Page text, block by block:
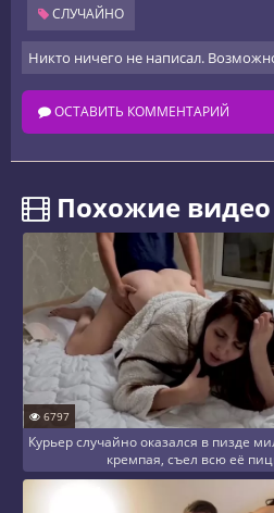
СЛУЧАЙНО
Никто ничего не написал.
ОСТАВИТЬ КОММЕНТАРИЙ
️ Похожие видео
6797
Курьер случайно оказался в пизде
кремпая, съел всю её